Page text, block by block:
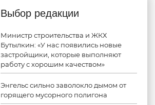
Выбор редакции
Министр строительства и ЖКХ
Бутылкин: «У нас появились новые
застройщики, которые выполняют
работу с хорошим качеством»
Энгельс сильно заволокло дымом от
горящего мусорного полигона